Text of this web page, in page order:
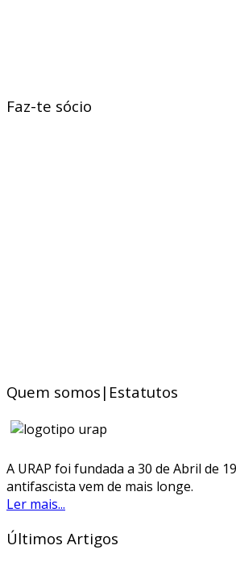
Faz-te sócio
Quem somos|Estatutos
A URAP foi fundada a 30 de Abril de
antifascista vem de mais longe.
Ler mais...
Últimos Artigos